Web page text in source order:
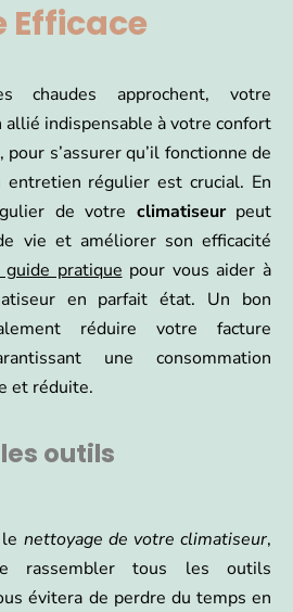
Efficace
chaudes approchent, votre
indispensable à votre confort
s’assurer qu’il fonctionne de
entretien régulier est crucial. En
de votre climatiseurpeut
vie et améliorer son efficacité
guide pratique pour vous aider à
en parfait état. Un bon
réduire votre facture
une consommation
et réduite.
outils
nettoyage de votre climatiseur,
rassembler tous les outils
évitera de perdre du temps en